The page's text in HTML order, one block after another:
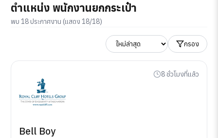
ตำแหน่ง พนักงานยกกระเป๋า
พบ 18 ประกาศงาน (แสดง 18/18)
กรอง
8 ชั่วโมงที่แล้ว
Bell Boy